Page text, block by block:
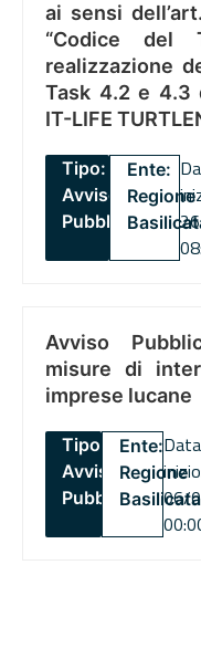
ai sensi
“Codice del
realizzazione
Task 4.2 e 4.3
IT-LIFE
Tipo:
Avviso
Pubblico
Ente:
Regione
Avviso
misure di
imprese lucane
Tipo:
Avviso
Pubblico
Ente:
Regione
Basilicata
Data
06/